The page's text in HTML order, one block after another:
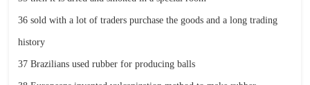
36 sold with a lot of traders purchase the goods and a long trading
history
37 Brazilians used rubber for producing balls